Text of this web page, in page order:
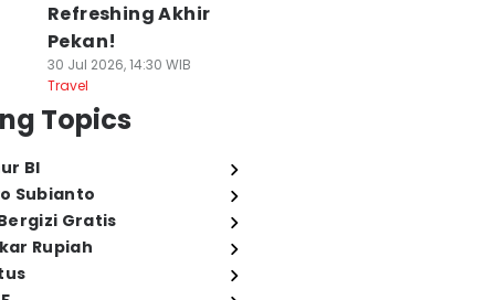
Refreshing Akhir
Pekan!
30 Jul 2026, 14:30 WIB
Travel
Topics
BI
Subianto
Gratis
Rupiah